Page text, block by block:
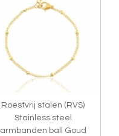
Roestvrij stalen (RVS)
Stainless steel
armbanden ball Goud